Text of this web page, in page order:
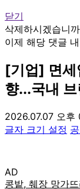
닫기
삭제하시겠습니
이제 해당 댓글
[기업] 면
향...국내
2026.07.07 오후
글자 크기 설정
AD